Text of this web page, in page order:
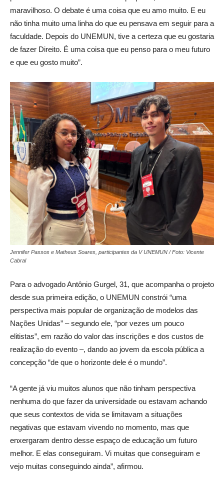
maravilhoso. O debate é uma coisa que eu amo muito. E eu
não tinha muito uma linha do que eu pensava em seguir para a
faculdade. Depois do UNEMUN, tive a certeza que eu gostaria
de fazer Direito. É uma coisa que eu penso para o meu futuro
e que eu gosto muito”.
Jennifer Passos e Matheus Soares, participantes da V UNEMUN / Foto: Vicente
Cabral
Para o advogado Antônio Gurgel, 31, que acompanha o projeto
desde sua primeira edição, o UNEMUN constrói “uma
perspectiva mais popular de organização de modelos das
Nações Unidas” – segundo ele, “por vezes um pouco
elitistas”, em razão do valor das inscrições e dos custos de
realização do evento –, dando ao jovem da escola pública a
concepção “de que o horizonte dele é o mundo”.
“A gente já viu muitos alunos que não tinham perspectiva
nenhuma do que fazer da universidade ou estavam achando
que seus contextos de vida se limitavam a situações
negativas que estavam vivendo no momento, mas que
enxergaram dentro desse espaço de educação um futuro
melhor. E elas conseguiram. Vi muitas que conseguiram e
vejo muitas conseguindo ainda”, afirmou.